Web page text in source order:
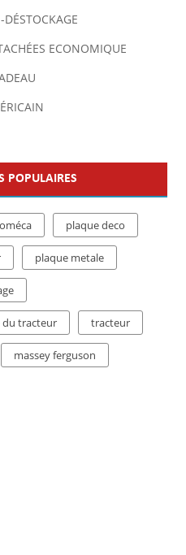
ECONOMIQUE
POPULAIRES
plaque deco
plaque metale
du tracteur tracteur
massey ferguson